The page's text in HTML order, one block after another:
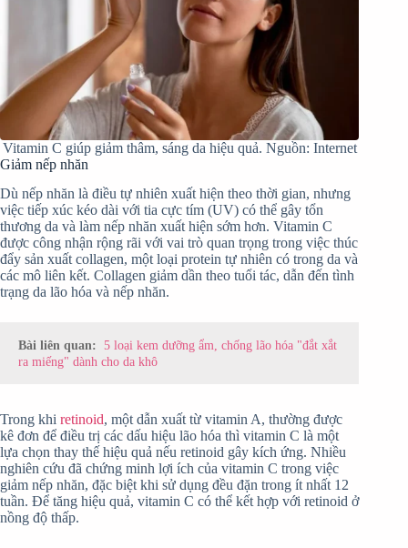
Vitamin C giúp giảm thâm, sáng da hiệu quả. Nguồn: Internet
Giảm nếp nhăn
Dù nếp nhăn là điều tự nhiên xuất hiện theo thời gian, nhưng
việc tiếp xúc kéo dài với tia cực tím (UV) có thể gây tổn
thương da và làm nếp nhăn xuất hiện sớm hơn. Vitamin C
được công nhận rộng rãi với vai trò quan trọng trong việc thúc
đẩy sản xuất collagen, một loại protein tự nhiên có trong da và
các mô liên kết. Collagen giảm dần theo tuổi tác, dẫn đến tình
trạng da lão hóa và nếp nhăn.
Bài liên quan: 5 loại kem dưỡng ẩm, chống lão hóa "đắt xắt
ra miếng" dành cho da khô
Trong khi retinoid, một dẫn xuất từ vitamin A, thường được
kê đơn để điều trị các dấu hiệu lão hóa thì vitamin C là một
lựa chọn thay thế hiệu quả nếu retinoid gây kích ứng. Nhiều
nghiên cứu đã chứng minh lợi ích của vitamin C trong việc
giảm nếp nhăn, đặc biệt khi sử dụng đều đặn trong ít nhất 12
tuần. Để tăng hiệu quả, vitamin C có thể kết hợp với retinoid ở
nồng độ thấp.